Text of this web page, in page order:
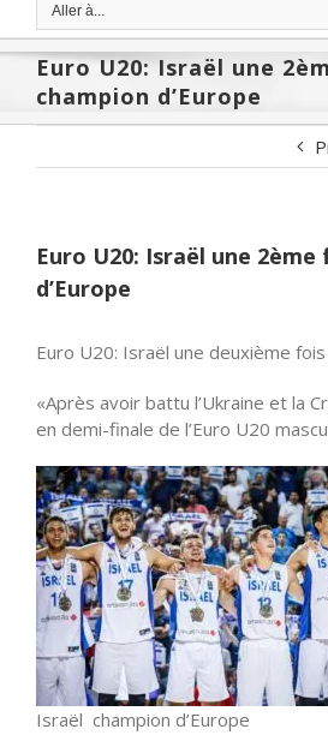
Aller à...
Euro U20: Israël une
champion d’Europe
Euro U20: Israël une
d’Europe
Euro U20: Israël une deuxième fois
«Après avoir battu l’Ukraine et la
en demi-finale de l’Euro U20
Israël champion d’Europe